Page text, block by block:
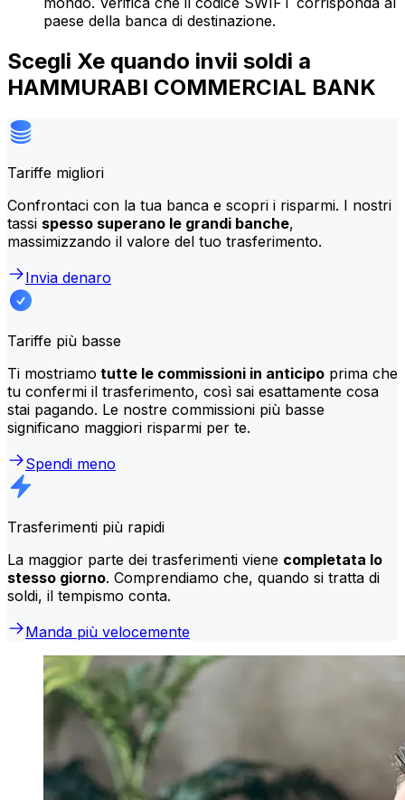
paese della banca di destinazione.
Scegli Xe quando invii soldi a
HAMMURABI COMMERCIAL BANK
Tariffe migliori
Confrontaci con la tua banca e scopri i risparmi. I nostri
tassi spesso superano le grandi banche,
massimizzando il valore del tuo trasferimento.
Invia denaro
Tariffe più basse
Ti mostriamo tutte le commissioni in anticipo prima che
tu confermi il trasferimento, così sai esattamente cosa
stai pagando. Le nostre commissioni più basse
significano maggiori risparmi per te.
Spendi meno
Trasferimenti più rapidi
La maggior parte dei trasferimenti viene completata lo
stesso giorno. Comprendiamo che, quando si tratta di
soldi, il tempismo conta.
Manda più velocemente